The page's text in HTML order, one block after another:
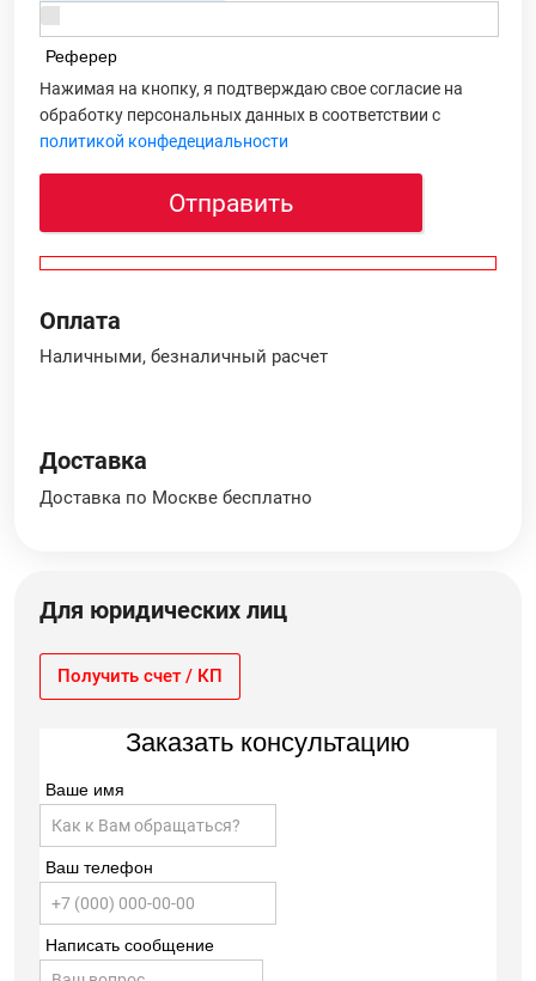
Реферер
Нажимая на кнопку, я подтверждаю свое согласие на
обработку персональных данных в соответствии с
политикой конфедециальности
Отправить
Оплата
Наличными, безналичный расчет
Доставка
Доставка по Москве бесплатно
Для юридических лиц
Получить счет / КП
Заказать консультацию
Ваше имя
Ваш телефон
Написать сообщение